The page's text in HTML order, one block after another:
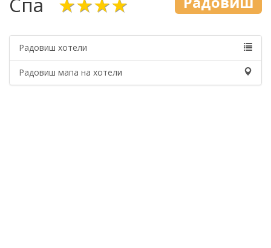
Радовиш хотели
Радовиш мапа на хотели